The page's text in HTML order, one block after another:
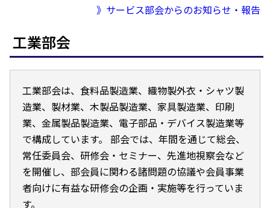
》サービス部会からのお知らせ・報告
工業部会
工業部会は、食料品製造業、織物製外衣・シャツ製
造業、製材業、木製品製造業、家具製造業、印刷
業、金属製品製造業、電子部品・デバイス製造業等
で構成しています。 部会では、年間を通じて総会、
常任委員会、研修会・セミナー、先進地視察会など
を開催し、部会員に関わる諸問題の協議や会員事業
者向けに有益な研修会の企画・実施等を行っていま
す。